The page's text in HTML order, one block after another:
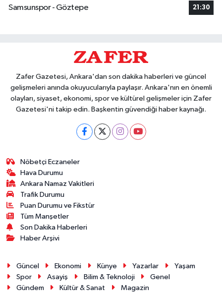
Samsunspor - Göztepe
21:30
Zafer Gazetesi, Ankara'dan son dakika haberleri ve güncel
gelişmeleri anında okuyucularıyla paylaşır. Ankara'nın en önemli
olayları, siyaset, ekonomi, spor ve kültürel gelişmeler için Zafer
Gazetesi'ni takip edin. Başkentin güvendiği haber kaynağı.
Nöbetçi Eczaneler
Hava Durumu
Ankara Namaz Vakitleri
Trafik Durumu
Puan Durumu ve Fikstür
Tüm Manşetler
Son Dakika Haberleri
Haber Arşivi
Güncel Ekonomi Künye Yazarlar
Yaşam
Spor
Asayiş Bilim & Teknoloji
Genel
Gündem
Kültür & Sanat Magazin